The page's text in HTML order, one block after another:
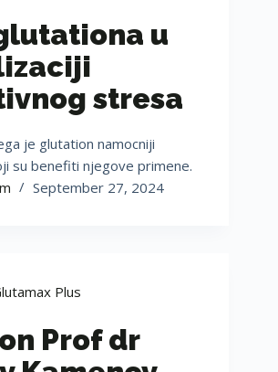
u
stresa
je glutation namocniji
su benefiti njegove primene.
September 27, 2024
Plus
Prof dr